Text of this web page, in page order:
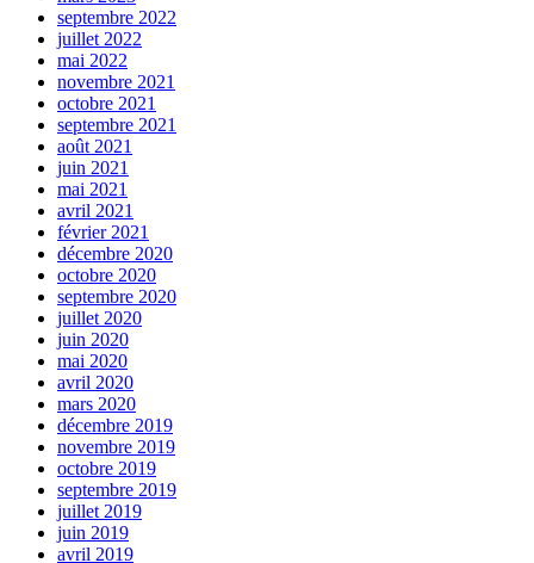
septembre 2022
juillet 2022
mai 2022
novembre 2021
octobre 2021
septembre 2021
août 2021
juin 2021
mai 2021
avril 2021
février 2021
décembre 2020
octobre 2020
septembre 2020
juillet 2020
juin 2020
mai 2020
avril 2020
mars 2020
décembre 2019
novembre 2019
octobre 2019
septembre 2019
juillet 2019
juin 2019
avril 2019